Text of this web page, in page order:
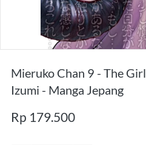
Mieruko Chan 9 - The
Izumi - Manga Jepang
Rp 179.500